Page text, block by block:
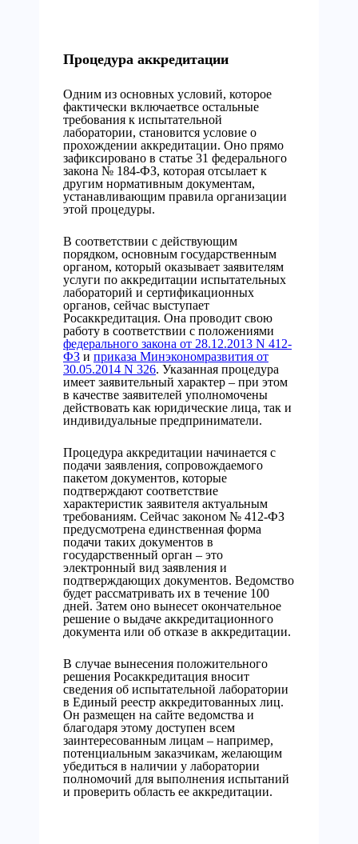
Процедура аккредитации
Одним из основных условий, которое
фактически включаетвсе остальные
требования к испытательной
лаборатории, становится условие о
прохождении аккредитации. Оно прямо
зафиксировано в статье 31 федерального
закона № 184-ФЗ, которая отсылает к
другим нормативным документам,
устанавливающим правила организации
этой процедуры.
В соответствии с действующим
порядком, основным государственным
органом, который оказывает заявителям
услуги по аккредитации испытательных
лабораторий и сертификационных
органов, сейчас выступает
Росаккредитация. Она проводит свою
работу в соответствии с положениями
федерального закона от 28.12.2013 N 412-
ФЗ и приказа Минэкономразвития от
30.05.2014 N 326. Указанная процедура
имеет заявительный характер – при этом
в качестве заявителей уполномочены
действовать как юридические лица, так и
индивидуальные предприниматели.
Процедура аккредитации начинается с
подачи заявления, сопровождаемого
пакетом документов, которые
подтверждают соответствие
характеристик заявителя актуальным
требованиям. Сейчас законом № 412-ФЗ
предусмотрена единственная форма
подачи таких документов в
государственный орган – это
электронный вид заявления и
подтверждающих документов. Ведомство
будет рассматривать их в течение 100
дней. Затем оно вынесет окончательное
решение о выдаче аккредитационного
документа или об отказе в аккредитации.
В случае вынесения положительного
решения Росаккредитация вносит
сведения об испытательной лаборатории
в Единый реестр аккредитованных лиц.
Он размещен на сайте ведомства и
благодаря этому доступен всем
заинтересованным лицам – например,
потенциальным заказчикам, желающим
убедиться в наличии у лаборатории
полномочий для выполнения испытаний
и проверить область ее аккредитации.